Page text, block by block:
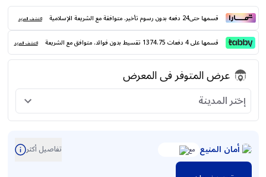
قسمها حتى24 دفعه بدون رسوم تأخير. متوافقة مع الشريعة الإسلامية اكتشف المزيد
قسمها على 4 دفعات 1374.75 تقسيط بدون فوائد. متوافق مع الشريعة اكتشف المزيد
عرض المتوفر فى المعرض
إختر المدينة
أمان المنيع مع تفاصيل أكثر